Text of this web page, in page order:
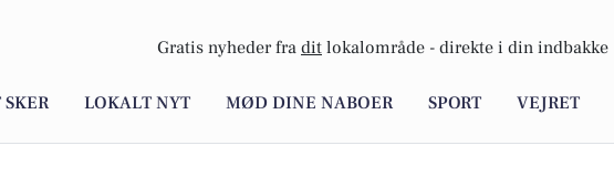
Gratis nyheder fra dit lokalområde - direkte i din indbakke
LOKALT NYT MØD DINE NABOER SPORT VEJRET